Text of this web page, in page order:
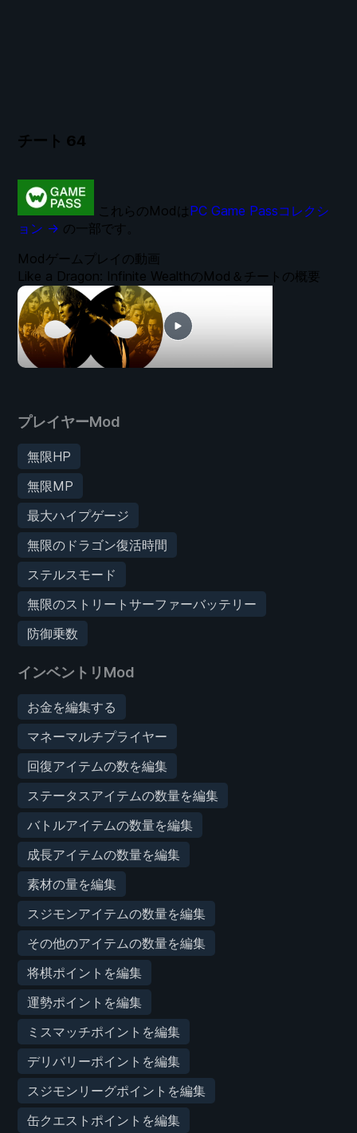
チート 64
プレイヤーMod
無限HP
無限MP
最大ハイプゲージ
無限のドラゴン復活時間
ステルスモード
無限のストリートサーファーバッテリー
防御乗数
インベントリMod
お金を編集する
マネーマルチプライヤー
回復アイテムの数を編集
ステータスアイテムの数量を編集
バトルアイテムの数量を編集
成長アイテムの数量を編集
素材の量を編集
スジモンアイテムの数量を編集
その他のアイテムの数量を編集
将棋ポイントを編集
運勢ポイントを編集
ミスマッチポイントを編集
デリバリーポイントを編集
スジモンリーグポイントを編集
缶クエストポイントを編集
Modゲームプレイの動画
Like a Dragon: Infinite WealthのMod＆チートの概要
これらのModは PC Game Passコレクシ
ョン → の一部です。